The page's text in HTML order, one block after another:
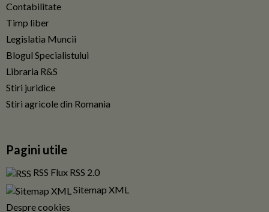
Contabilitate
Timp liber
Legislatia Muncii
Blogul Specialistului
Libraria R&S
Stiri juridice
Stiri agricole din Romania
Pagini utile
RSS Flux RSS 2.0
Sitemap XML
Despre cookies